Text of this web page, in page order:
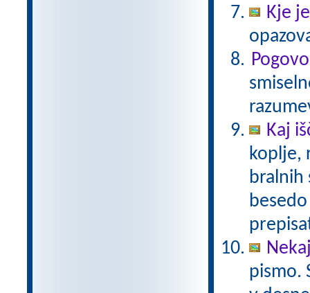
Kje
Kaj
koplje,
bralnih
pismo.